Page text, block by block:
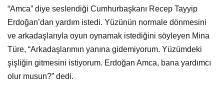
“Amca” diye seslendiği Cumhurbaşkanı Recep Tayyip
Erdoğan’dan yardım istedi. Yüzünün normale dönmesini
ve arkadaşlarıyla oyun oynamak istediğini söyleyen Mina
Türe, “Arkadaşlarımın yanına gidemiyorum. Yüzümdeki
şişliğin gitmesini istiyorum. Erdoğan Amca, bana yardımcı
olur musun?” dedi.